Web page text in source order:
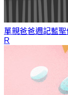
單親爸爸週記藍聖
R